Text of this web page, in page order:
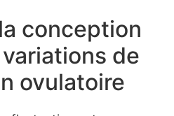
conception
de
ovulatoire